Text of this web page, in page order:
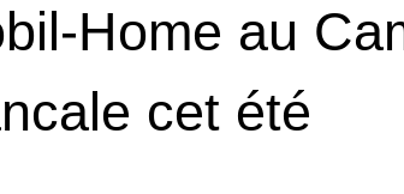
Home au
cet été